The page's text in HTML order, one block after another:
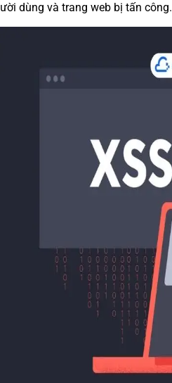
dùng và trang web bị tấn công.